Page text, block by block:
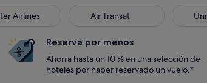
Airlines Air Transat
Reserva por menos
Ahorra hasta un 10 % en una selección de
hoteles por haber reservado un vuelo.*